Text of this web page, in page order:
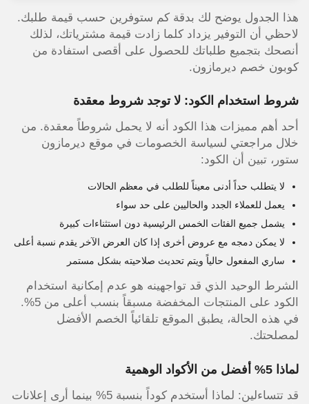
هذا الجدول يوضح لك بدقة كم ستوفرين حسب قيمة طلبك.
لاحظي أن التوفير يزداد كلما زادت قيمة مشترياتك، لذلك
أنصحك بتجميع طلباتك للحصول على أقصى استفادة من
كوبون خصم ديرمازون.
شروط استخدام الكود: لا توجد شروط معقدة
أحد أهم مميزات هذا الكود أنه لا يحمل شروطاً معقدة. من
خلال مراجعتي لسياسة الخصومات في موقع ديرمازون
ستور، تبين أن الكود:
لا يتطلب حداً أدنى معيناً للطلب في معظم الحالات
يعمل للعملاء الجدد والحاليين على حد سواء
يشمل جميع الفئات الخمس الرئيسية دون استثناءات كبيرة
لا يمكن دمجه مع عروض أخرى إذا كان العرض الآخر يقدم نسبة أعلى
ساري المفعول حالياً ويتم تحديث صلاحيته بشكل مستمر
الشرط الوحيد الذي قد تواجهينه هو عدم إمكانية استخدام
الكود على المنتجات المخفضة مسبقاً بنسب أعلى من 5%.
في هذه الحالة، يطبق الموقع تلقائياً الخصم الأفضل
لمصلحتك.
لماذا 5% أفضل من الأكواد الوهمية
قد تتساءلين: لماذا أستخدم كوداً بنسبة 5% بينما أرى إعلانات